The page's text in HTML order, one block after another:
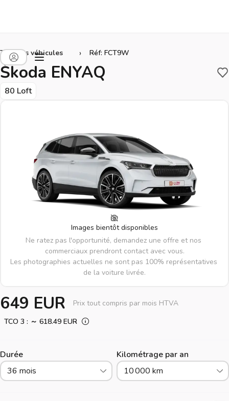
Tous les véhicules › Réf: FCT9W
Škoda ENYAQ
80 Loft
Images bientôt disponibles
Ne ratez pas l'opportunité, demandez une offre et nos
commerciaux prendront contact avec vous.
Les photographies actuelles ne sont pas 100% représentatives
de la voiture livrée.
649 EUR
Prix tout compris par mois HTVA
TCO 3 : ～ 618.49 EUR
Durée
36 mois
Kilométrage par an
10 000 km